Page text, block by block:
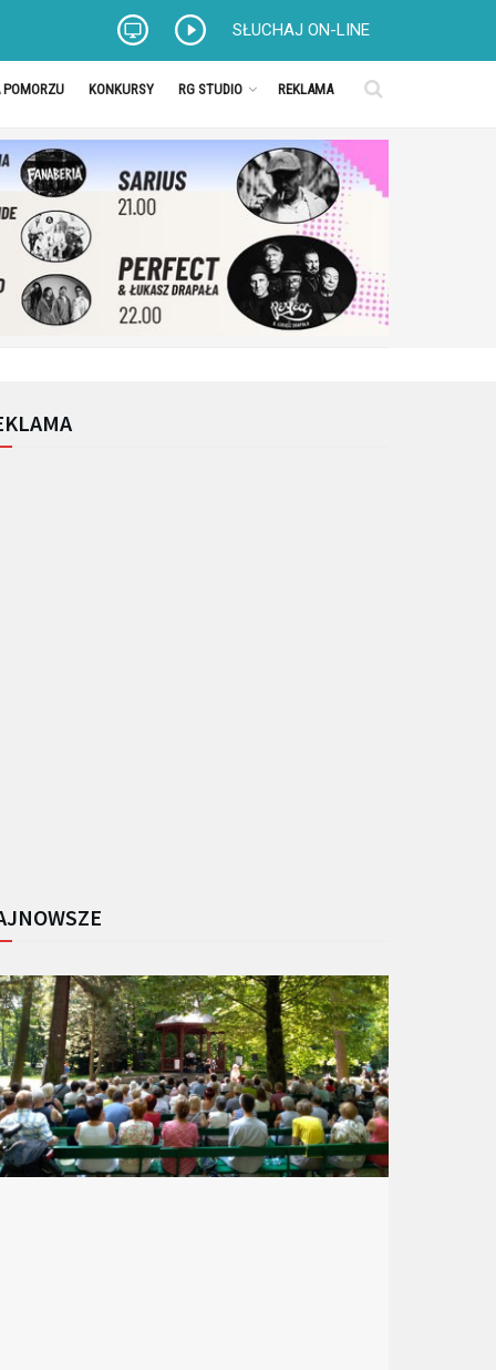
SŁUCHAJ ON-LINE
KONKURSY RG STUDIO REKLAMA